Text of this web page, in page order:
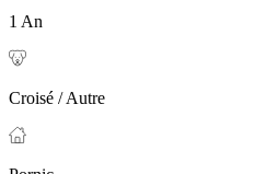
1 An
Croisé / Autre